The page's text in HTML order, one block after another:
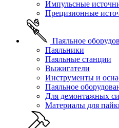
Импульсные
Прецизионные
Паяльное
Паяльники
Паяльные станции
Выжигатели
Инструменты и
Паяльное
Для демонтажных
Материалы для